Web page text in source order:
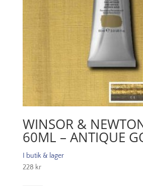
WINSOR &
60ML – ANTIQUE
I butik & lager
228 kr